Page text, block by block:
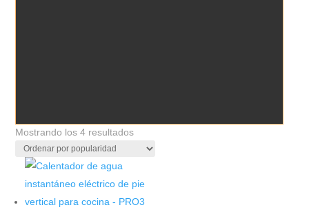
Mostrando los 4 resultadosOrdenado
por